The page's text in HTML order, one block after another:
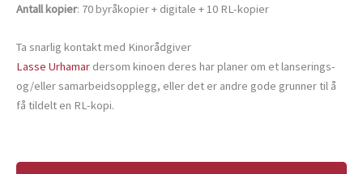
Antall kopier: 70 byråkopier + digitale + 10 RL-kopier
Ta snarlig kontakt med Kinorådgiver
Lasse Urhamar dersom kinoen deres har planer om et lanserings-
og/eller samarbeidsopplegg, eller det er andre gode grunner til å
få tildelt en RL-kopi.